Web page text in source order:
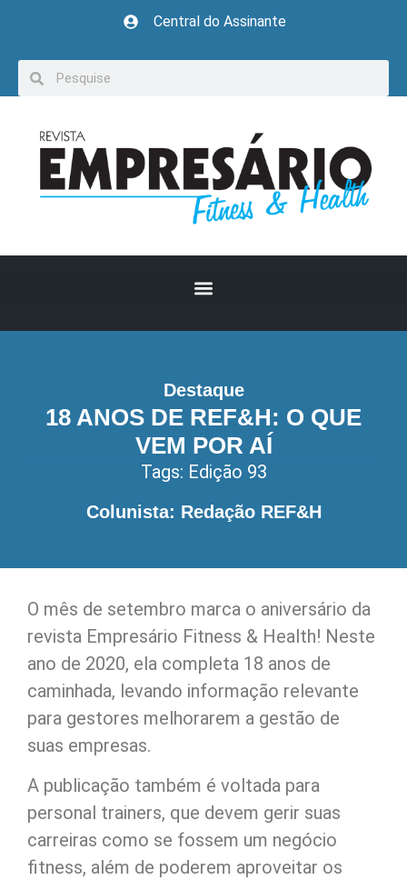
Central do Assinante
Destaque
18 ANOS DE REF&H: O QUE
VEM POR AÍ
Tags: Edição 93
Colunista: Redação REF&H
O mês de setembro marca o aniversário da
revista Empresário Fitness & Health! Neste
ano de 2020, ela completa 18 anos de
caminhada, levando informação relevante
para gestores melhorarem a gestão de
suas empresas.
A publicação também é voltada para
personal trainers, que devem gerir suas
carreiras como se fossem um negócio
fitness, além de poderem aproveitar os